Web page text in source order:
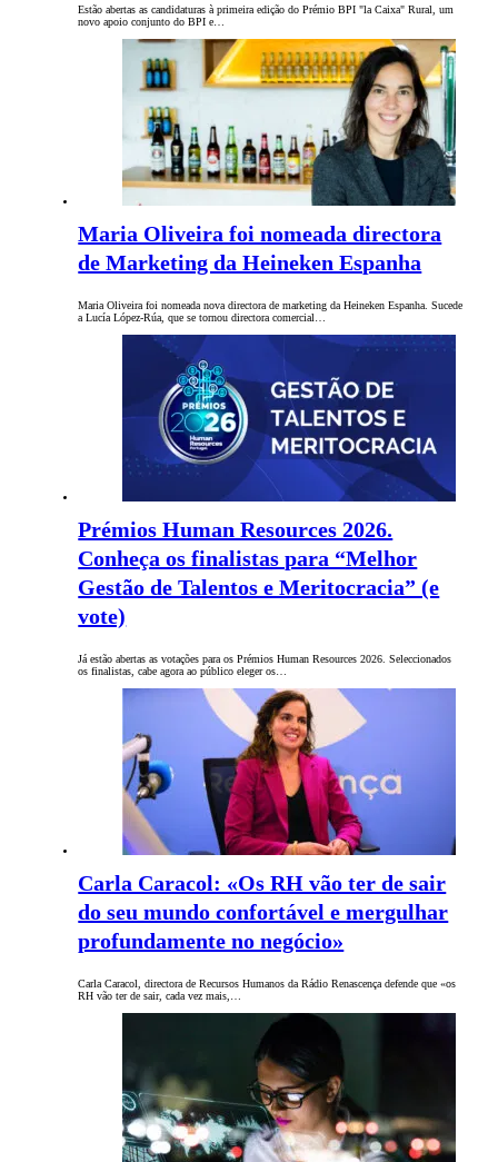
Estão abertas as candidaturas à primeira edição do Prémio BPI "la Caixa" Rural, um
novo apoio conjunto do BPI e…
Maria Oliveira foi nomeada directora
de Marketing da Heineken Espanha
Maria Oliveira foi nomeada nova directora de marketing da Heineken Espanha. Sucede
a Lucía López-Rúa, que se tornou directora comercial…
Prémios Human Resources 2026.
Conheça os finalistas para “Melhor
Gestão de Talentos e Meritocracia” (e
vote)
Já estão abertas as votações para os Prémios Human Resources 2026. Seleccionados
os finalistas, cabe agora ao público eleger os…
Carla Caracol: «Os RH vão ter de sair
do seu mundo confortável e mergulhar
profundamente no negócio»
Carla Caracol, directora de Recursos Humanos da Rádio Renascença defende que «os
RH vão ter de sair, cada vez mais,…